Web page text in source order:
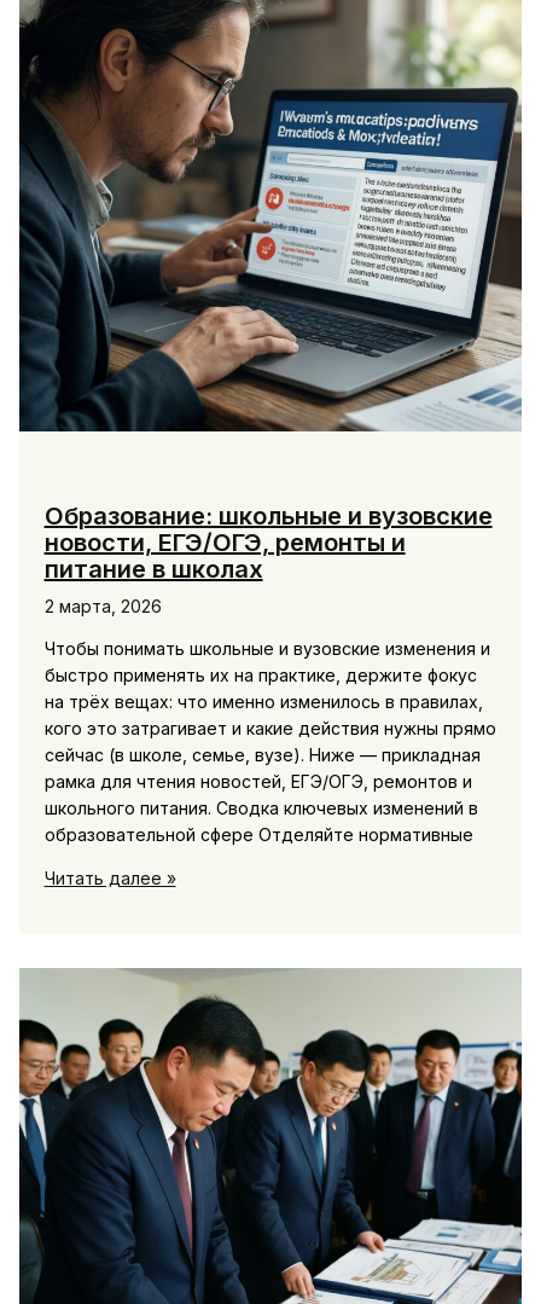
завтрашним
днём
Образование: школьные и вузовские
новости, ЕГЭ/ОГЭ, ремонты и
питание в школах
2 марта, 2026
Чтобы понимать школьные и вузовские изменения и
быстро применять их на практике, держите фокус
на трёх вещах: что именно изменилось в правилах,
кого это затрагивает и какие действия нужны прямо
сейчас (в школе, семье, вузе). Ниже — прикладная
рамка для чтения новостей, ЕГЭ/ОГЭ, ремонтов и
школьного питания. Сводка ключевых изменений в
образовательной сфере Отделяйте нормативные
Образование:
ОГЭ,
ремонты
и
питание
в
школах
Читать далее »